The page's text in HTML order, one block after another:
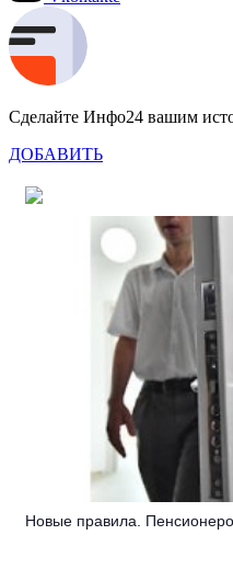
Сделайте Инфо24 вашим
ДОБАВИТЬ
Новые правила.